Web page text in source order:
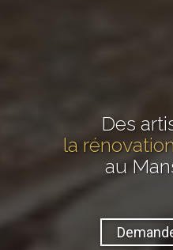
Des
la
au